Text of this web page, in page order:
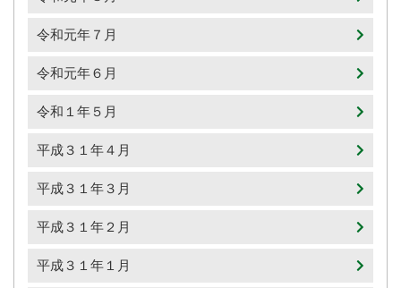
令和元年７月
令和元年６月
令和１年５月
平成３１年４月
平成３１年３月
平成３１年２月
平成３１年１月